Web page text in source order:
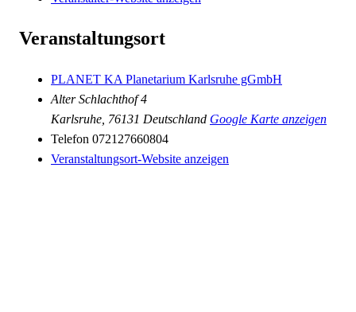
Veranstaltungsort
PLANET KA Planetarium Karlsruhe gGmbH
Alter Schlachthof 4
Karlsruhe 76131 Deutschland Google Karte anzeigen
Telefon 072127660804
Veranstaltungsort-Website anzeigen